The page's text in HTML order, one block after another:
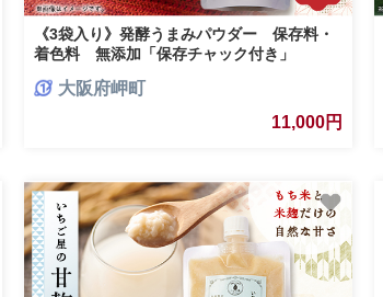
《3袋入り》発酵うまみパウダー 保存料・
着色料 無添加「保存チャック付き」
大阪府岬町
11,000円